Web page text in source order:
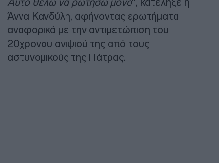
Αυτό θέλω να ρωτήσω μόνο“, κατέληξε η
Άννα Κανδύλη, αφήνοντας ερωτήματα
αναφορικά με την αντιμετώπιση του
20χρονου ανιψιού της από τους
αστυνομικούς της Πάτρας.